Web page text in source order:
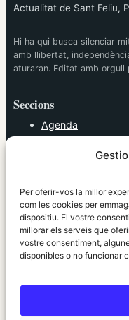
Per oferir-vos la millor
com les cookies per
dispositiu. El vostre
millorar els serveis que
vostre consentiment,
disponibles o no funcionar
Actualitat de Sant Feliu,
Hi ha qui busca silenciar
amb llibertat,
aturaran. Editat amb orgull
Seccions
Agenda
Política
Societat
Tendències
elRidaura.com